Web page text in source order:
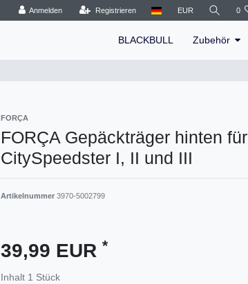
Anmelden Registrieren EUR 0
BLACKBULL Zubehör
FORÇA
FORÇA Gepäckträger hinten für
CitySpeedster I, II und III
Artikelnummer 3970-5002799
39,99 EUR *
Inhalt 1 Stück